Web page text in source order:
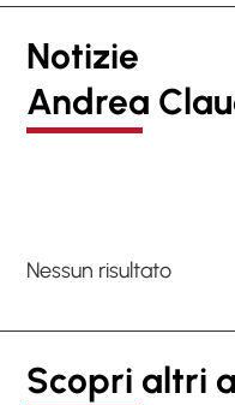
Notizie
Andrea
Nessun risultato
Scopri altri